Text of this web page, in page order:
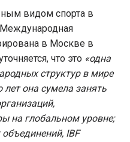
видом спорта в
Международная
в Москве в
что это «одна
структур в мире
лет она сумела занять
на глобальном уровне;
IBF